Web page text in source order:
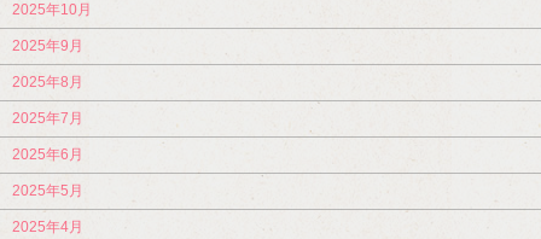
2025年10月
2025年9月
2025年8月
2025年7月
2025年6月
2025年5月
2025年4月